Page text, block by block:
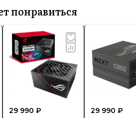
понравиться
29 990 ₽ 29 990 ₽